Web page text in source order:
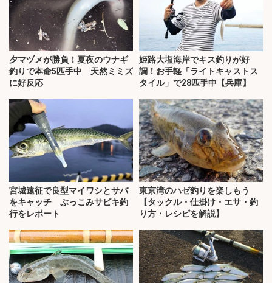
夕マヅメが勝負！夏夜のウナギ
釣りで本命5匹手中 天然ミミズ
に好反応
姫路大塩海岸でキス釣りが好
調！お手軽「ライトキャストス
タイル」で28匹手中【兵庫】
宮城遠征で良型マイワシとサバ
をキャッチ ぶっこみサビキ釣
行をレポート
東京湾のハゼ釣りを楽しもう
【タックル・仕掛け・エサ・釣
り方・レシピを解説】